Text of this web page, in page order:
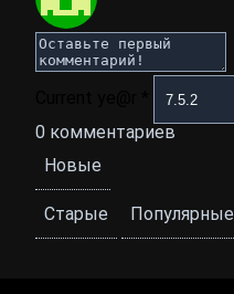
0 комментариев
Новые
Старые Популярные